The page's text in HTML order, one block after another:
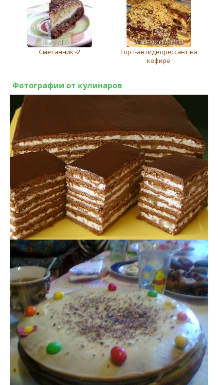
Сметанник -2
Торт-антидепрессант на
кефире
Фотографии от кулинаров